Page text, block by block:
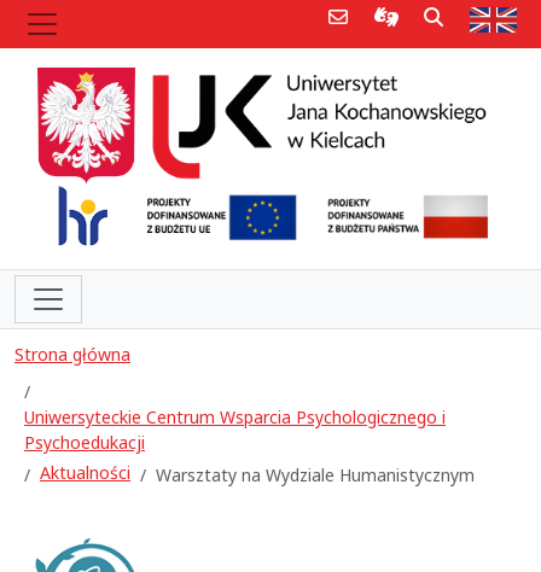
Poczta e-mailInformacje dla
Szukaj
Strona główna
Uniwersyteckie Centrum Wsparcia Psychologicznego i
Psychoedukacji
Aktualności
Warsztaty na Wydziale Humanistycznym